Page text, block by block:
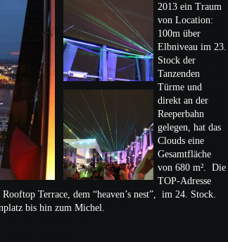
2013 ein Traum
von Location:
100m über
Elbniveau im 23.
Stock der
Tanzenden
Türme und
direkt an der
Reeperbahn
gelegen, hat das
Clouds eine
Gesamtfläche
von 680 m². Die
TOP-Adresse
Terrace, dem “heaven’s nest”, im 24. Stock.
bis hin zum Michel.